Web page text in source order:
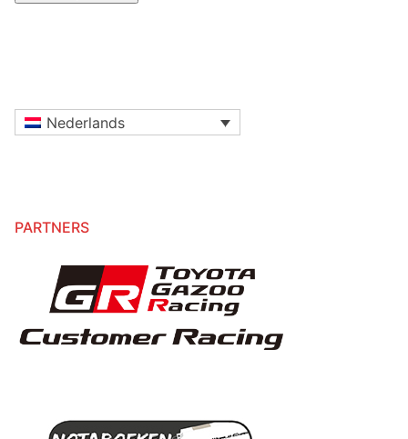
Nederlands
PARTNERS